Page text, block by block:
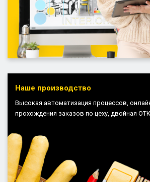
Наше производство
Высокая автоматизация процессов,
прохождения заказов по цеху, двойная